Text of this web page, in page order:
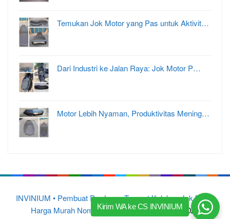
Temukan Jok Motor yang Pas untuk Aktivit…
Dari Industri ke Jalan Raya: Jok Motor P…
Motor Lebih Nyaman, Produktivitas Mening…
INVINIUM • Pembuat Produsen Tempat Kulakan Jok Motor
Harga Murah Nomor 1 di Indonesia © 2015 – 2025
Kirim WA ke CS INVINIUM